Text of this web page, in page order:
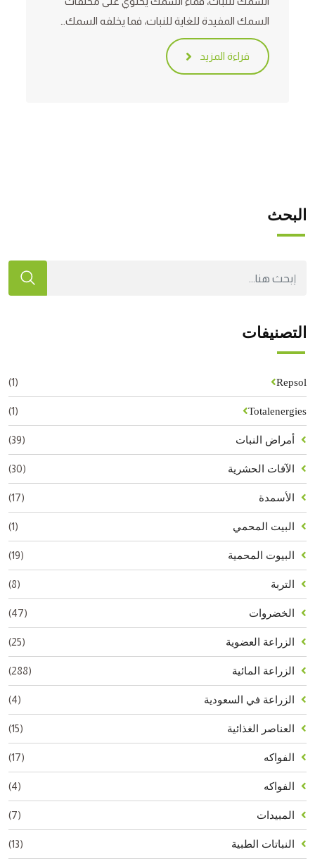
السمك المفيدة للغاية للنبات، فما يخلفه السمك…
قراءة المزيد
البحث
التصنيفات
Repsol
(1)
Totalenergies
(1)
أمراض النبات (39)
الآفات الحشرية (30)
الأسمدة (17)
البيت المحمي (1)
البيوت المحمية (19)
التربة (8)
الخضروات (47)
الزراعة العضوية (25)
الزراعة المائية (288)
الزراعة في السعودية (4)
العناصر الغذائية (15)
الفواكه (17)
الفواكه (4)
المبيدات (7)
النباتات الطبية (13)